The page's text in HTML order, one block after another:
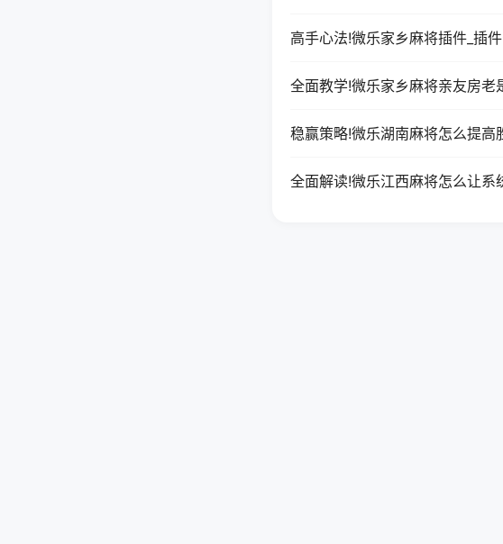
高手心法!微乐家乡麻将插件_插
全面教学!微乐家乡麻将亲友房老
稳赢策略!微乐湖南麻将怎么提高
全面解读!微乐江西麻将怎么让系